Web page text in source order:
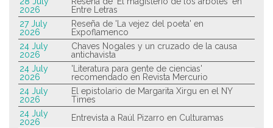
2026
Entre Letras
27 July
2026
Reseña de 'La vejez del poeta' en
Expoflamenco
24 July
2026
Chaves Nogales y un cruzado de la causa
antichavista
24 July
2026
'Literatura para gente de ciencias'
recomendado en Revista Mercurio
24 July
2026
El epistolario de Margarita Xirgu en el NY
Times
24 July
2026
Entrevista a Raúl Pizarro en Culturamas